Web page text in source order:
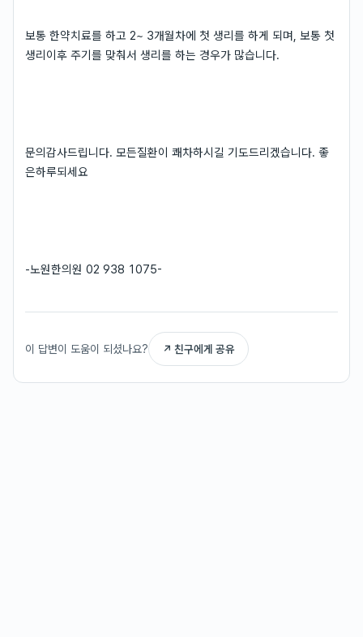
보통 한약치료를 하고 2~ 3개월차에 첫 생리를 하게 되며, 보통 첫
생리이후 주기를 맞춰서 생리를 하는 경우가 많습니다.
문의감사드립니다. 모든질환이 쾌차하시길 기도드리겠습니다. 좋
은하루되세요
-노원한의원 02 938 1075-
이 답변이 도움이 되셨나요? ↗ 친구에게 공유